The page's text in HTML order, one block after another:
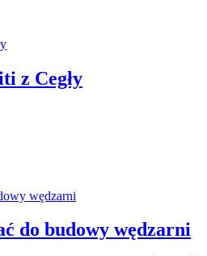
z Cegły
do budowy wędzarni